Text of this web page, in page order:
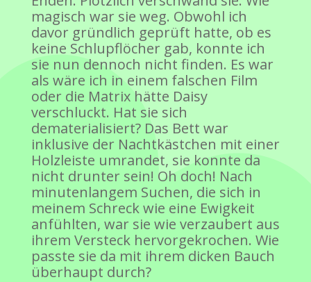
magisch war sie weg. Obwohl ich
davor gründlich geprüft hatte, ob es
keine Schlupflöcher gab, konnte ich
sie nun dennoch nicht finden. Es war
als wäre ich in einem falschen Film
oder die Matrix hätte Daisy
verschluckt. Hat sie sich
dematerialisiert? Das Bett war
inklusive der Nachtkästchen mit einer
Holzleiste umrandet, sie konnte da
nicht drunter sein! Oh doch! Nach
minutenlangem Suchen, die sich in
meinem Schreck wie eine Ewigkeit
anfühlten, war sie wie verzaubert aus
ihrem Versteck hervorgekrochen. Wie
passte sie da mit ihrem dicken Bauch
überhaupt durch?